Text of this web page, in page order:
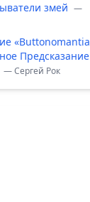
змей —
«Buttonomantia
Предсказание
— Сергей Рок